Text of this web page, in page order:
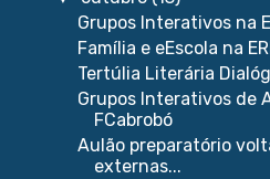
Grupos Interativos na
Família e eEscola na
Tertúlia Literária
Grupos Interativos de
FCabrobó
Aulão preparatório
externas...